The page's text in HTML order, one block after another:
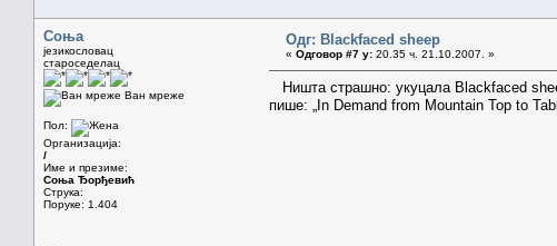
Соња
језикословац
староседелац
Ван мреже
Пол:
Организација:
/
Име и презиме:
Соња Ђорђевић
Струка:
Поруке: 1.404
Одг: Blackfaced sheep
« Одговор #7 у: 20.35 ч. 21.10.2007. »
Ништа страшно: укуцала Blackfaced
пише: „In Demand from Mountain Top to